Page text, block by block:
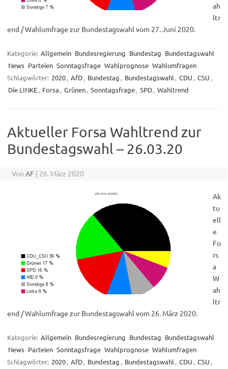
ah
ltr
end / Wahlumfrage zur Bundestagswahl vom 27. Juni 2020.
Kategorie: Allgemein Bundesregierung Bundestag Bundestagswahl
News Parteien Sonntagsfrage Wahlprognose Wahlumfragen
Schlagwörter: 2020, AfD, Bundestag , Bundestagswahl , CDU , CSU ,
Die LINKE, Forsa , Grünen, Sonntagsfrage, SPD, Wahltrend
Aktueller Forsa Wahltrend zur
Bundestagswahl – 26.03.20
Von AF | 26. März 2020
Ak
tu
ell
e
Fo
rs
a
W
ah
ltr
end / Wahlumfrage zur Bundestagswahl vom 26. März 2020.
Kategorie: Allgemein Bundesregierung Bundestag Bundestagswahl
News Parteien Sonntagsfrage Wahlprognose Wahlumfragen
Schlagwörter: 2020, AfD, Bundestag , Bundestagswahl , CDU , CSU ,